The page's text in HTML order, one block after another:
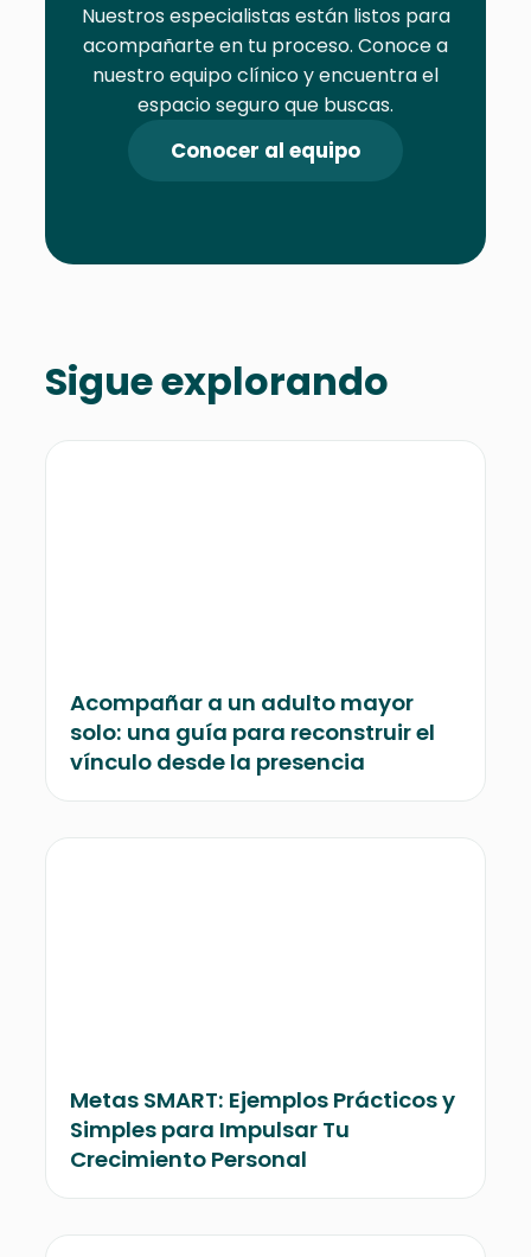
Nuestros especialistas están listos para
acompañarte en tu proceso. Conoce a
nuestro equipo clínico y encuentra el
espacio seguro que buscas.
Conocer al equipo
Sigue explorando
Acompañar a un adulto mayor
solo: una guía para reconstruir el
vínculo desde la presencia
Metas SMART: Ejemplos Prácticos y
Simples para Impulsar Tu
Crecimiento Personal